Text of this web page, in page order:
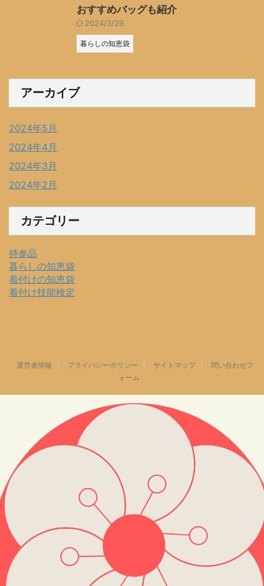
おすすめバッグも紹介
2024/3/29
暮らしの知恵袋
アーカイブ
2024年5月
2024年4月
2024年3月
2024年2月
カテゴリー
持参品
暮らしの知恵袋
着付けの知恵袋
着付け技能検定
運営者情報 プライバシーポリシー サイトマップ
問い合わせフ
ォーム